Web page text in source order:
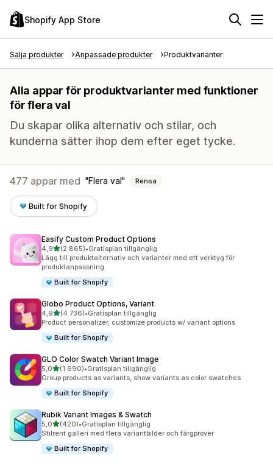
Shopify App Store
Sälja produkter Anpassade produkter Produktvarianter
Alla appar för produktvarianter med funktioner
för flera val
Du skapar olika alternativ och stilar, och
kunderna sätter ihop dem efter eget tycke.
477 appar med Flera val Rensa
Built for Shopify
Easify Custom Product Options
4,9av 5 stjärnor
(2 865)
2865 recensioner totalt
•Gratisplan tillgänglig
Lägg till produktalternativ och varianter med ett verktyg för
produktanpassning
Built for Shopify
Globo Product Options, Variant
4,9av 5 stjärnor
(4 736)
4736 recensioner totalt
•Gratisplan tillgänglig
Product personalizer, customize products w/ variant options
Built for Shopify
GLO Color Swatch Variant Image
5,0av 5 stjärnor
(1 690)
1690 recensioner totalt
•Gratisplan tillgänglig
Group products as variants, show variants as color swatches
Built for Shopify
Rubik Variant Images & Swatch
5,0av 5 stjärnor
(420)
420 recensioner totalt
•Gratisplan tillgänglig
Stilrent galleri med flera variantbilder och färgprover
Built for Shopify